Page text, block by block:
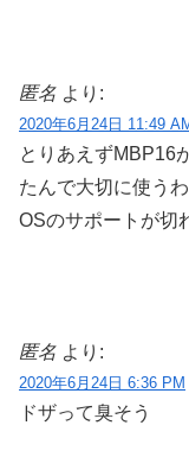
匿名 より:
2020年6月24日 11:49
とりあえずMBP16
たんで大切に使うわ
OSのサポートが切
匿名 より:
2020年6月24日 6:36 PM
ドザって臭そう